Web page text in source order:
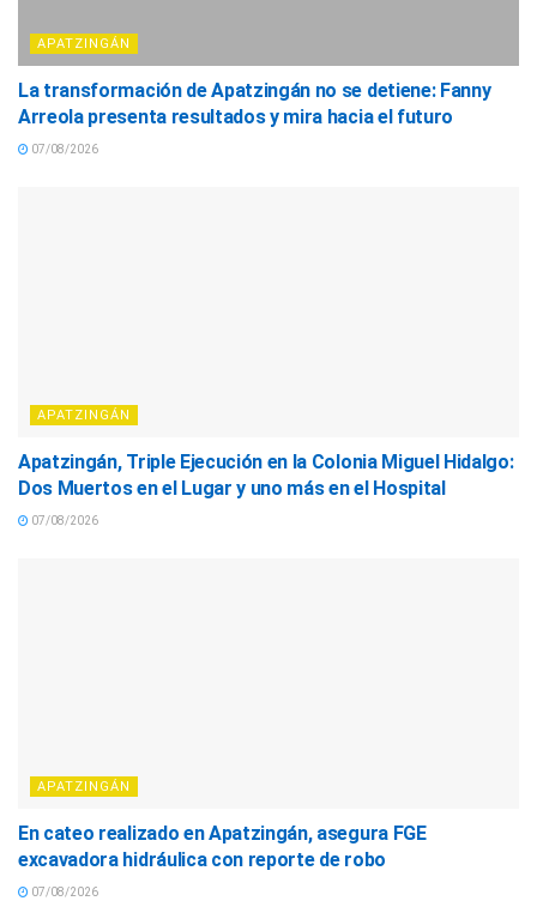
APATZINGÁN
La transformación de Apatzingán no se detiene: Fanny
Arreola presenta resultados y mira hacia el futuro
07/08/2026
APATZINGÁN
Apatzingán, Triple Ejecución en la Colonia Miguel Hidalgo:
Dos Muertos en el Lugar y uno más en el Hospital
07/08/2026
APATZINGÁN
En cateo realizado en Apatzingán, asegura FGE
excavadora hidráulica con reporte de robo
07/08/2026